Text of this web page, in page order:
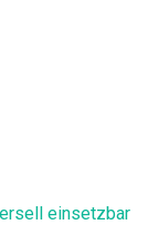
einsetzbar